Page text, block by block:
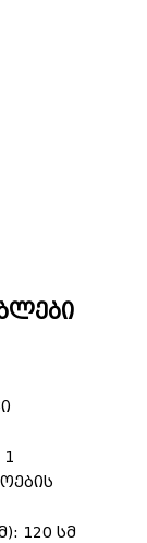
120 სმ